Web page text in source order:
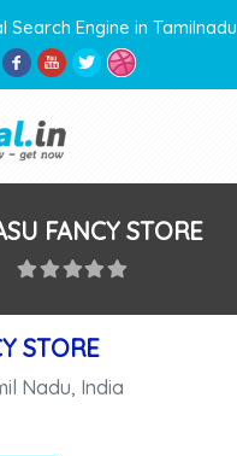
Search Engine in Tamilnadu
FANCY STORE
STORE
Nadu India